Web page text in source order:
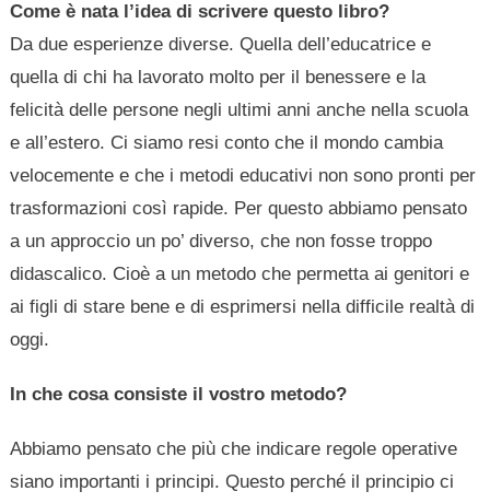
Come è nata l’idea di scrivere questo libro?
Da due esperienze diverse. Quella dell’educatrice e
quella di chi ha lavorato molto per il benessere e la
felicità delle persone negli ultimi anni anche nella scuola
e all’estero. Ci siamo resi conto che il mondo cambia
velocemente e che i metodi educativi non sono pronti per
trasformazioni così rapide. Per questo abbiamo pensato
a un approccio un po’ diverso, che non fosse troppo
didascalico. Cioè a un metodo che permetta ai genitori e
ai figli di stare bene e di esprimersi nella difficile realtà di
oggi.
In che cosa consiste il vostro metodo?
Abbiamo pensato che più che indicare regole operative
siano importanti i principi. Questo perché il principio ci